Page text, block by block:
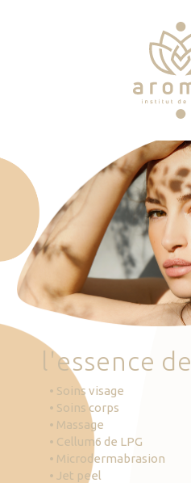
Soins
Je veux faire un bon cadeau
Plan d’accès
Prendre RDV
'essence de
• Soins visage
• Soins corps
• Massage
• Cellum6 de LPG
• Microdermabrasion
• Jet peel